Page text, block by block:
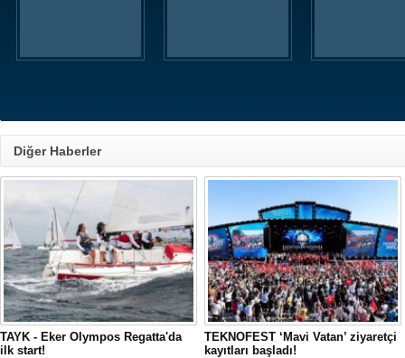
Diğer Haberler
TAYK - Eker Olympos Regatta'da
ilk start!
TEKNOFEST ‘Mavi Vatan’ ziyaretçi
kayıtları başladı!